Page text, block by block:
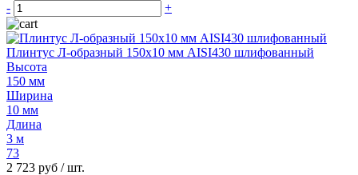
-
+
Плинтус Л-образный 150х10 мм AISI430 шлифованный
Высота
150 мм
Ширина
10 мм
Длина
3 м
73
2 723 руб / шт.